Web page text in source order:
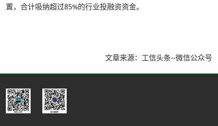
置，合计吸纳超过85%的行业投融资资金。
文章来源：工信头条--微信公众号